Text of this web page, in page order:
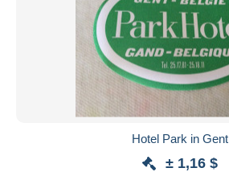
Übernehmen
Hotel Park in Gent
± 1,16 $